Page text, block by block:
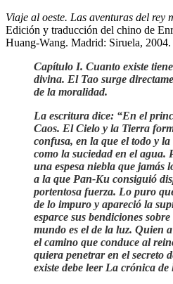
Viaje al oeste. Las aventuras del rey
Edición y traducción del chino de
Huang-Wang. Madrid: Siruela, 2004.
Capítulo I. Cuanto existe
divina. El Tao surge
de la moralidad.
La escritura dice: “En el
Caos. El Cielo y la Tierra
confusa, en la que el todo y la
como la suciedad en el agua.
una espesa niebla que jamás
a la que Pan-Ku consiguió
portentosa fuerza. Lo puro
de lo impuro y apareció la
esparce sus bendiciones
mundo es el de la luz. Quien
el camino que conduce al
quiera penetrar en el secreto
existe debe leer La crónica de